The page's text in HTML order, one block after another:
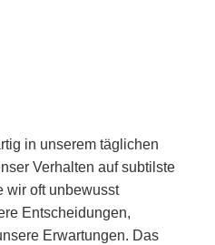
in unserem täglichen
Verhalten auf subtilste
wir oft unbewusst
Entscheidungen,
Erwartungen. Das